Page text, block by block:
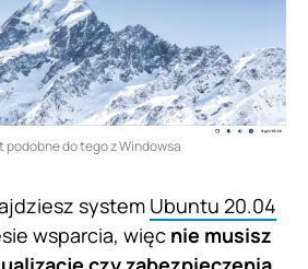
podobne do tego z Windowsa
system Ubuntu 20.04
wsparcia, więc nie musisz